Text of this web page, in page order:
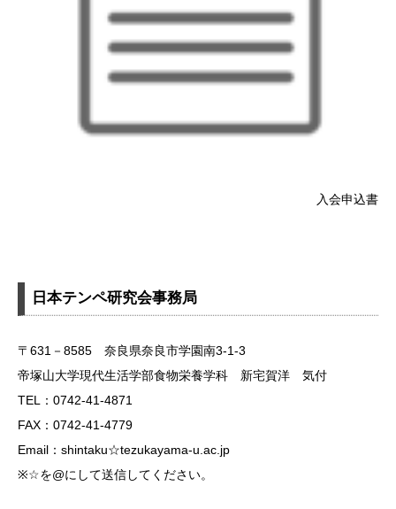
入会申込書
日本テンペ研究会事務局
〒631－8585 奈良県奈良市学園南3-1-3
帝塚山大学現代生活学部食物栄養学科 新宅賀洋 気付
TEL：0742-41-4871
FAX：0742-41-4779
Email：shintaku☆tezukayama-u.ac.jp
※☆を@にして送信してください。